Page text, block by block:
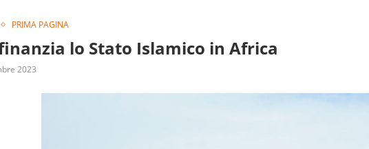
PRIMA PAGINA
lo Stato Islamico in Africa
2023